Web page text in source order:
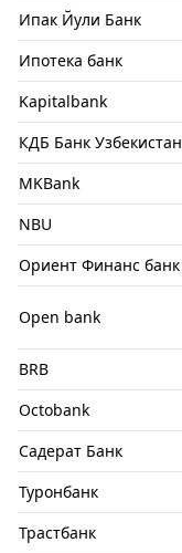
Ипак Йули Банк
Ипотека банк
Kapitalbank
КДБ Банк Узбекистан
MKBank
NBU
Ориент Финанс банк
Open bank
BRB
Octobank
Садерат Банк
Туронбанк
Трастбанк